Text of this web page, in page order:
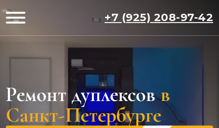
+7 (925) 208-97-42
Ремонт дуплексовв
Санкт-Петербурге